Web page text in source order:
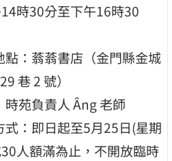
時30分至下午16時30
點：蓊蓊書店（金門縣金城
巷 2 號）
時苑負責人 Âng 老師
式：即日起至5月25日(星期
人額滿為止，不開放臨時